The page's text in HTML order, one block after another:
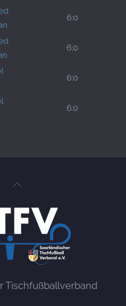
6:0
6:0
6:0
6:0
Tischfußballverband